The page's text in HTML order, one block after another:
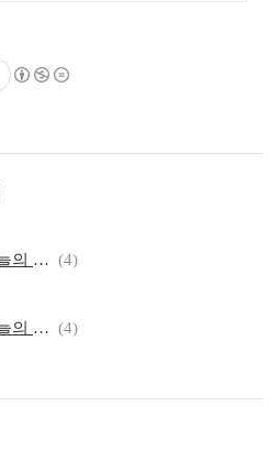
2월 20일 내가 관심 가는 오늘의 뉴스 (4)
2월 19일 내가 관심 가는 오늘의 뉴스 (4)